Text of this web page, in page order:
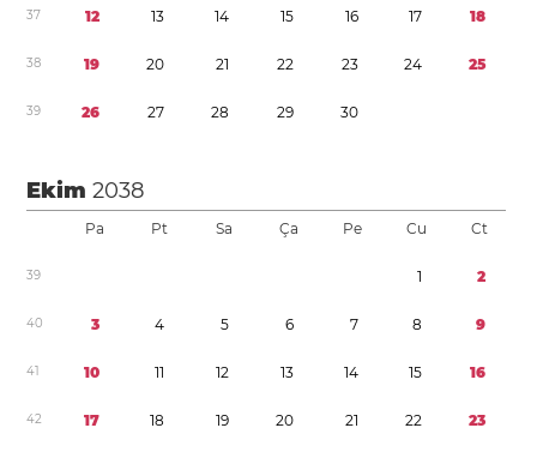
37 12 13 14 15 16 17 18
38 19 20 21 22 23 24 25
39 26 27 28 29 30
Ekim2038
Pa Pt Sa Ça Pe Cu Ct
39 1 2
40 3 4 5 6 7 8 9
41 10 11 12 13 14 15 16
42 17 18 19 20 21 22 23